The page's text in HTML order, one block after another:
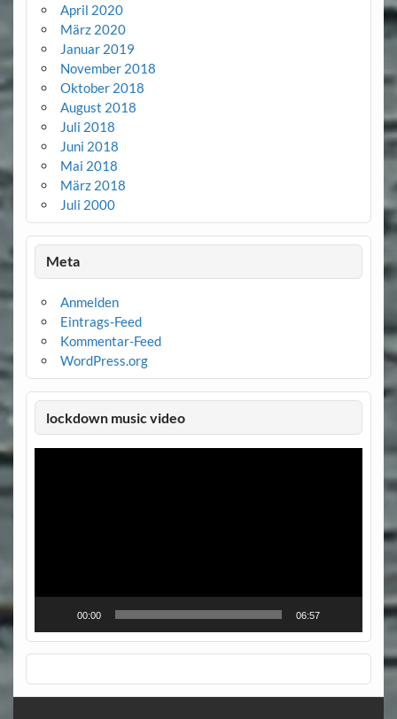
April 2020
März 2020
Januar 2019
November 2018
Oktober 2018
August 2018
Juli 2018
Juni 2018
Mai 2018
März 2018
Juli 2000
Meta
Anmelden
Eintrags-Feed
Kommentar-Feed
WordPress.org
lockdown music video
00:00 06:57